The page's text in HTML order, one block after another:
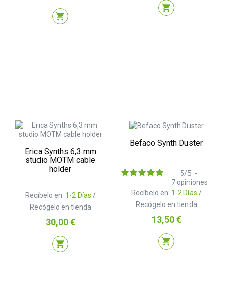
shopping_cart
shopping_cart
Erica Synths 6,3 mm
studio MOTM cable
holder
Recíbelo en: 1-2 Días /
Recógelo en tienda
Precio
30,00 €
shopping_cart
Befaco Synth Duster
Recíbelo en: 1-2 Días /
Recógelo en tienda
5/5 -
7 opiniones
Precio
13,50 €
shopping_cart